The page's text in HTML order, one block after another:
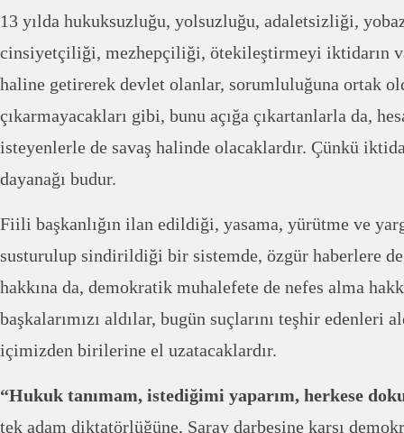
13 yılda hukuksuzluğu, yolsuzluğu, adaletsizliği,
cinsiyetçiliği, mezhepçiliği, ötekileştirmeyi iktidarın
haline getirerek devlet olanlar, sorumluluğuna ortak
çıkarmayacakları gibi, bunu açığa çıkartanlarla da,
isteyenlerle de savaş halinde olacaklardır. Çünkü
dayanağı budur.
Fiili başkanlığın ilan edildiği, yasama, yürütme ve
susturulup sindirildiği bir sistemde, özgür haberlere
hakkına da, demokratik muhalefete de nefes alma
başkalarımızı aldılar, bugün suçlarını teşhir edenleri
içimizden birilerine el uzatacaklardır.
“Hukuk tanımam, istediğimi yaparım, herkese
tek adam diktatörlüğüne, Saray darbesine karşı